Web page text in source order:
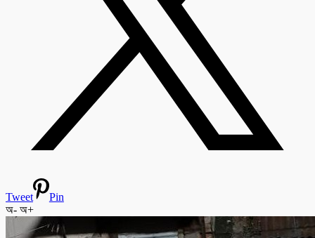
Tweet
Pin
অ- অ+